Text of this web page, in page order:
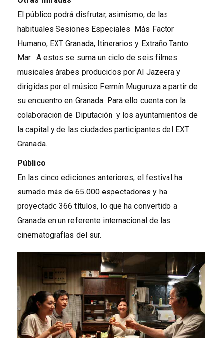
El público podrá disfrutar, asimismo, de las
habituales Sesiones Especiales Más Factor
Humano, EXT Granada, Itinerarios y Extraño Tanto
Mar. A estos se suma un ciclo de seis filmes
musicales árabes producidos por Al Jazeera y
dirigidas por el músico Fermín Muguruza a partir de
su encuentro en Granada. Para ello cuenta con la
colaboración de Diputación y los ayuntamientos de
la capital y de las ciudades participantes del EXT
Granada.
Público
En las cinco ediciones anteriores, el festival ha
sumado más de 65.000 espectadores y ha
proyectado 366 títulos, lo que ha convertido a
Granada en un referente internacional de las
cinematografías del sur.